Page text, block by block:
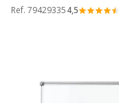
Ref. 794293354,5